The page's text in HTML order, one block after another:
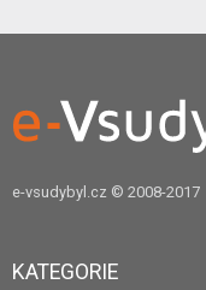
e-vsudybyl.cz © 2008-2017
KATEGORIE